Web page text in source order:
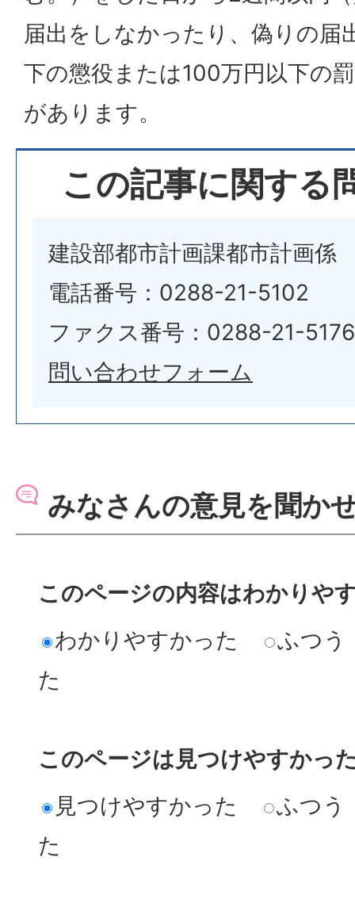
届出をしなかったり、偽りの届
下の懲役または100万円以下の
があります。
この記事に関する
建設部都市計画課都市計画係
電話番号：0288-21-5102
ファクス番号：0288-21-5176
問い合わせフォーム
みなさんの意見を聞か
このページの内容はわかりや
わかりやすかった
ふつう
た
このページは見つけやすかっ
見つけやすかった
ふつう
た